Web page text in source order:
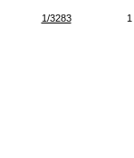
1/3283 1